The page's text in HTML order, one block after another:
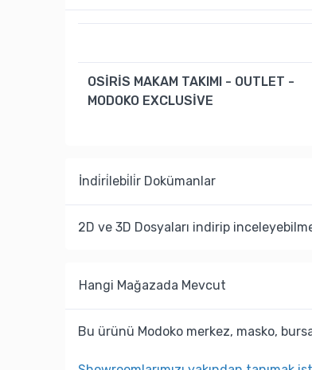
OSİRİS MAKAM TAKIMI - OUTLET -
MODOKO EXCLUSİVE
İndi̇ri̇lebi̇li̇r Dokümanlar
2D ve 3D Dosyaları indirip
Hangi Mağazada Mevcut
Bu ürünü Modoko merkez, masko,